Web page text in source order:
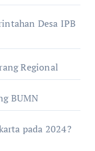
Desa IPB
Regional
BUMN
pada 2024?